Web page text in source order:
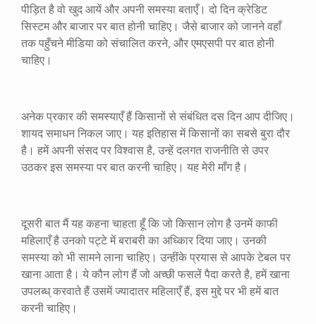
पीड़ित है वो खुद आयें और अपनी समस्या बताएँ। दो दिन क्रेडिट
सिस्टम और बाजार पर बात होनी चाहिए। जैसे बाजार को जानने वहाँ
तक पहुँचने मीडिया को संचालित करने, और एमएसपी पर बात होनी
चाहिए।
अनेक प्रकार की समस्याएँ हैं किसानों से संबंधित दस दिन आप दीजिए।
शायद समाधन निकल जाए। यह इतिहास में किसानों का सबसे बुरा दौर
है। हमें अपनी संसद पर विश्वास है, उन्हें दलगत राजनीति से उपर
उठकर इस समस्या पर बात करनी चाहिए। यह मेरी माँग है।
दूसरी बात मैं यह कहना चाहता हूँ कि जो किसान लोग है उनमें काफी
महिलाएँ है उनको पट्टे में बराबरी का अध्किार दिया जाए। उनकी
समस्या को भी सामने लाना चाहिए। उन्हींके प्रयास से आपके टेबल पर
खाना आता है। ये कौन लोग हैं जो अच्छी फसलें पैदा करते है, हमें खाना
उपलब्ध् करवाते हैं उसमें ज्यादातर महिलाएँ हैं, इस मुद्दे पर भी हमें बात
करनी चाहिए।